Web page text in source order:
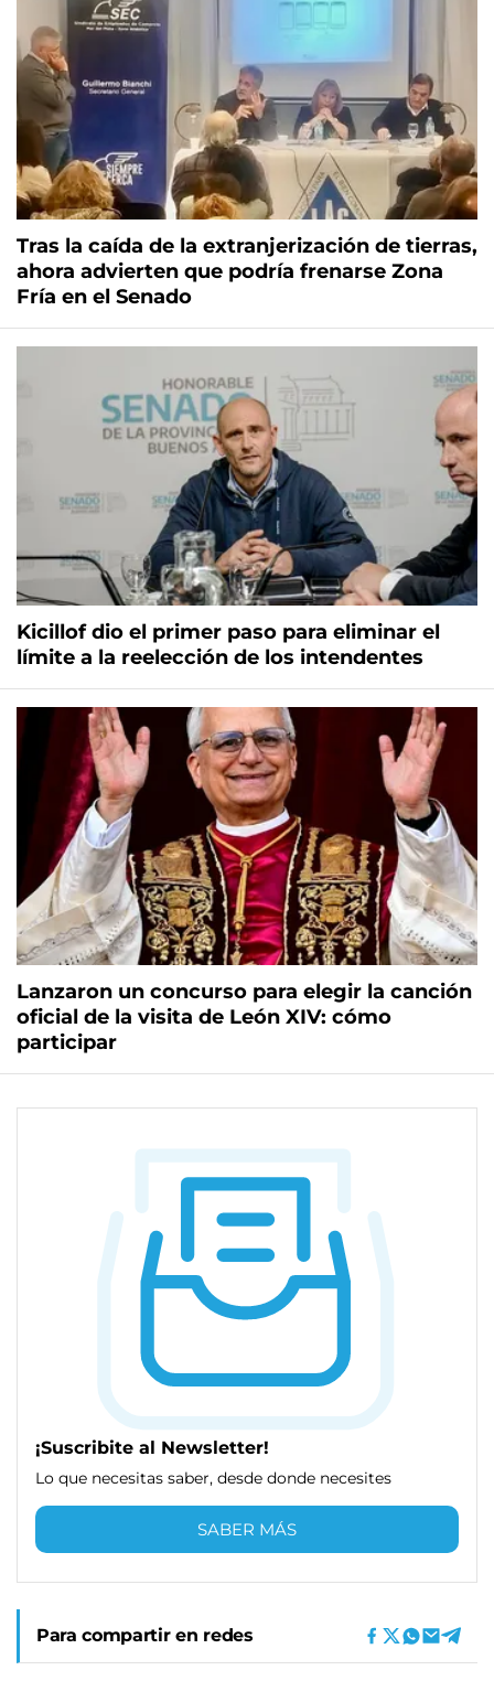
Tras la caída de la extranjerización de tierras,
ahora advierten que podría frenarse Zona
Fría en el Senado
Kicillof dio el primer paso para eliminar el
límite a la reelección de los intendentes
Lanzaron un concurso para elegir la canción
oficial de la visita de León XIV: cómo
participar
¡Suscribite al Newsletter!
Lo que necesitas saber, desde donde necesites
SABER MÁS
Para compartir en redes